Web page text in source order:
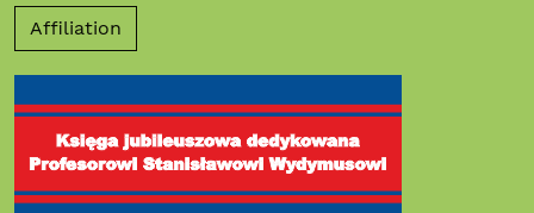
Affiliation